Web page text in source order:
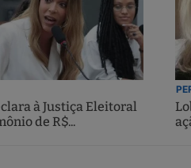
à Justiça Eleitoral
de R$...